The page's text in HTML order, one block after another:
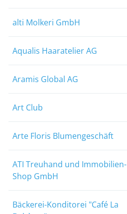
alti Molkeri GmbH
Aqualis Haaratelier AG
Aramis Global AG
Art Club
Arte Floris Blumengeschäft
ATI Treuhand und Immobilien-
Shop GmbH
Bäckerei-Konditorei "Café La